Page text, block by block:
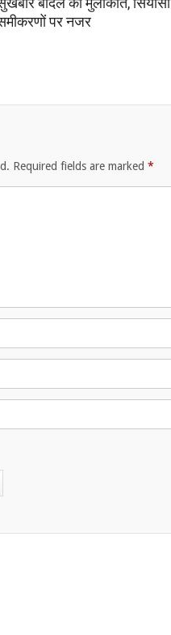
पर नजर
Required fields are marked *